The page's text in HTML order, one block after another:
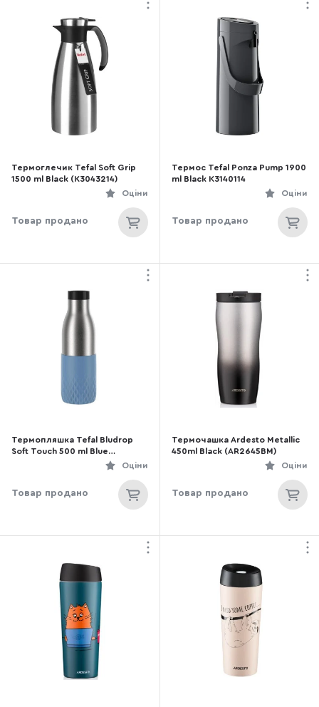
Термоглечик Tefal Soft Grip
1500 ml Black (K3043214)
Оціни
Товар продано
Термос Tefal Ponza Pump 1900
ml Black K3140114
Оціни
Товар продано
Термопляшка Tefal Bludrop
Soft Touch 500 ml Blue
Оціни
Товар продано
Термочашка Ardesto Metallic
450ml Black (AR2645BM)
Оціни
Товар продано